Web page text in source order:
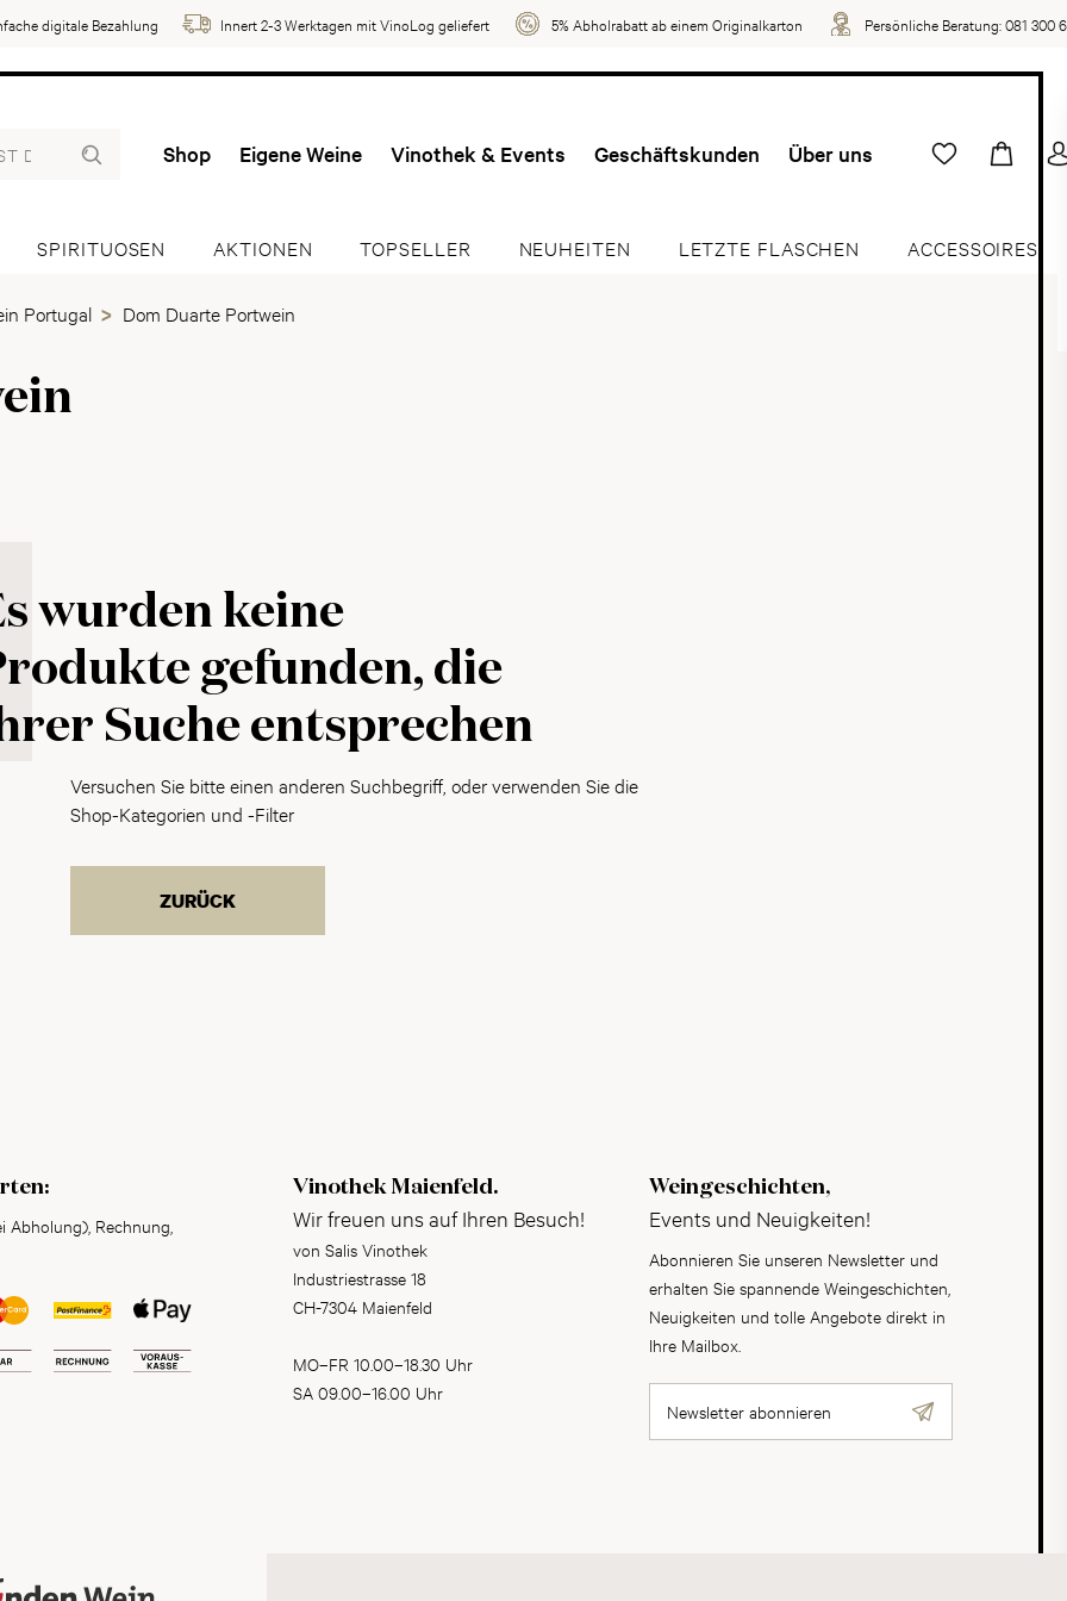
digitale Bezahlung Innert 2-3 Werktagen mit VinoLog geliefert 5% Abholrabatt ab einem Originalkarton Persönliche Beratung:081 300
Shop Eigene Weine Vinothek & Events Geschäftskunden Über uns
SPIRITUOSEN AKTIONEN TOPSELLER NEUHEITEN LETZTE FLASCHEN ACCESSOIRES
Portugal Dom Duarte Portwein
wurden keine
gefunden, die
Suche entsprechen
Versuchen Sie bitte einen anderen Suchbegriff, oder verwenden Sie die
Shop-Kategorien und -Filter
ZURÜCK
Abholung), Rechnung,
Vinothek Maienfeld.
Wir freuen uns auf Ihren Besuch!
von Salis Vinothek
Industriestrasse 18
CH-7304 Maienfeld
MO–FR 10.00–18.30 Uhr
SA 09.00–16.00 Uhr
Weingeschichten,
Events und Neuigkeiten!
Abonnieren Sie unseren Newsletter und
erhalten Sie spannende Weingeschichten,
Neuigkeiten und tolle Angebote direkt in
Ihre Mailbox.
Newsletter abonnieren